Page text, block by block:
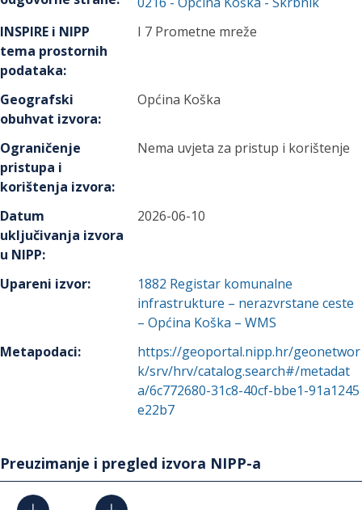
INSPIRE i NIPP
tema prostornih
podataka:
I 7 Prometne mreže
Geografski
obuhvat izvora:
Općina Koška
Ograničenje
pristupa i
korištenja izvora:
Nema uvjeta za pristup i korištenje
Datum
uključivanja izvora
u NIPP:
2026-06-10
Upareni izvor: 1882 Registar komunalne
infrastrukture – nerazvrstane ceste
– Općina Koška – WMS
Metapodaci:
https://geoportal.nipp.hr/geonetwor
k/srv/hrv/catalog.search#/metadat
a/6c772680-31c8-40cf-bbe1-91a1245
e22b7
Preuzimanje i pregled izvora NIPP-a